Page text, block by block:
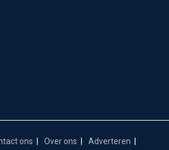
ons Over ons
Adverteren